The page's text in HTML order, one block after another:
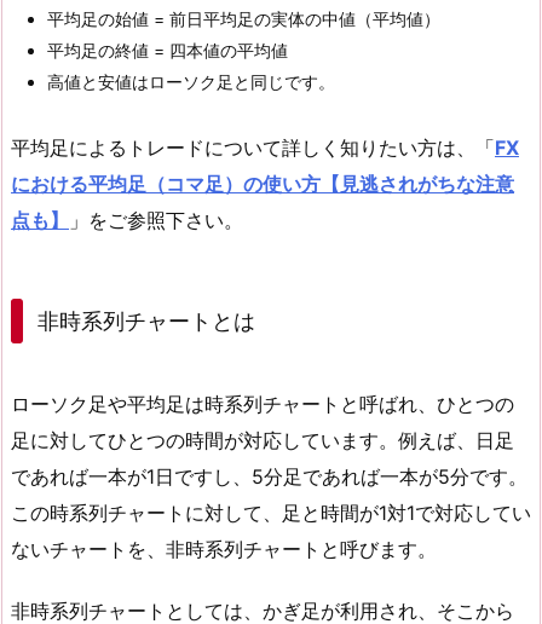
平均足の始値 = 前日平均足の実体の中値（平均値）
平均足の終値 = 四本値の平均値
高値と安値はローソク足と同じです。
平均足によるトレードについて詳しく知りたい方は、「FX
における平均足（コマ足）の使い方【見逃されがちな注意
点も】
」をご参照下さい。
非時系列チャートとは
ローソク足や平均足は時系列チャートと呼ばれ、ひとつの
足に対してひとつの時間が対応しています。例えば、日足
であれば一本が1日ですし、5分足であれば一本が5分です。
この時系列チャートに対して、足と時間が1対1で対応してい
ないチャートを、非時系列チャートと呼びます。
非時系列チャートとしては、かぎ足が利用され、そこから